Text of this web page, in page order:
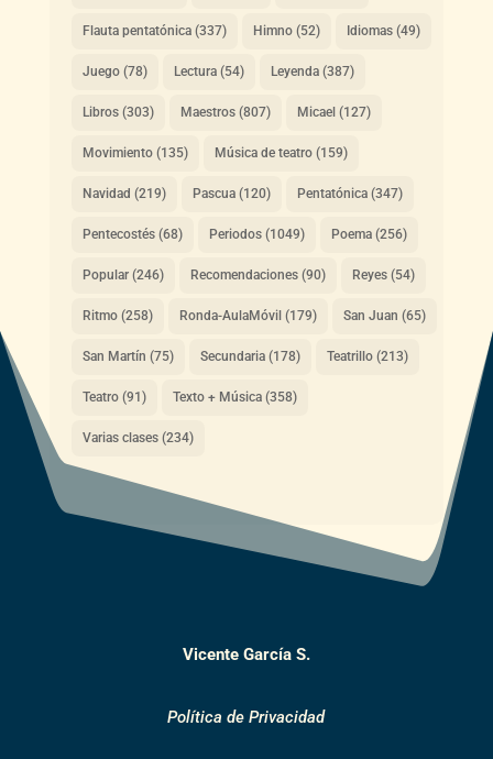
Flauta pentatónica(337) Himno(52) Idiomas(49)
Juego(78) Lectura(54) Leyenda(387)
Libros(303) Maestros(807) Micael (127)
Movimiento(135) Música de teatro(159)
Navidad (219) Pascua(120) Pentatónica(347)
Pentecostés(68) Periodos(1049) Poema(256)
Popular(246) Recomendaciones(90) Reyes(54)
Ritmo(258) Ronda-AulaMóvil (179) San Juan (65)
San Martín (75) Secundaria(178) Teatrillo(213)
Teatro(91) Texto + Música(358)
Varias clases(234)
Vicente García S.
Política de Privacidad